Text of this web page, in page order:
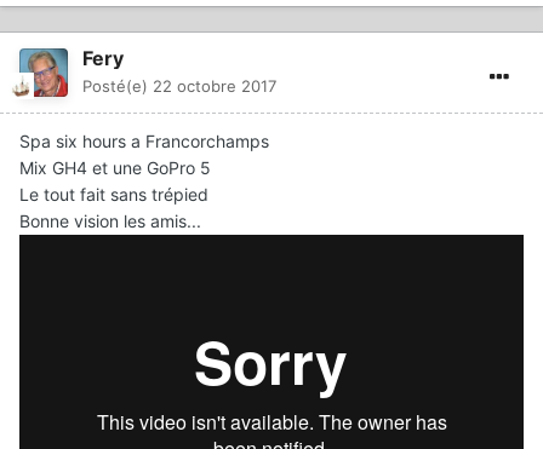
Fery
Posté(e) 22 octobre 2017
Spa six hours a Francorchamps
Mix GH4 et une GoPro 5
Le tout fait sans trépied
Bonne vision les amis...